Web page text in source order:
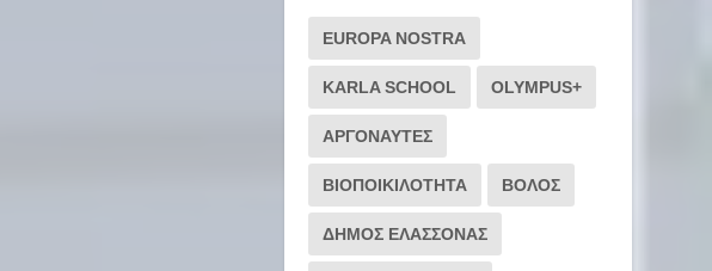
EUROPA NOSTRA
KARLA SCHOOL OLYMPUS+
ΑΡΓΟΝΑΥΤΕΣ
ΒΙΟΠΟΙΚΙΛΟΤΗΤΑ ΒΟΛΟΣ
ΔΗΜΟΣ ΕΛΑΣΣΟΝΑΣ